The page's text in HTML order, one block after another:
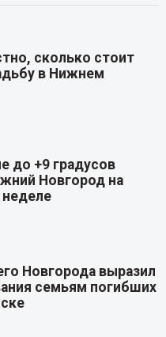
сколько стоит
в Нижнем
до +9 градусов
Новгород на
Новгорода выразил
семьям погибших